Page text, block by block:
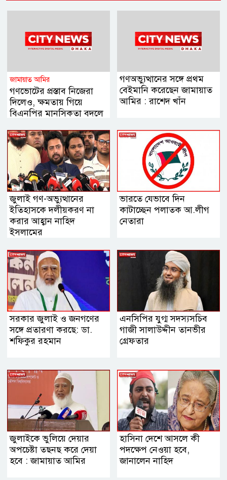
জামায়াত আমির
গণভোটের প্রস্তাব নিজেরা
দিলেও, ক্ষমতায় গিয়ে
বিএনপির মানসিকতা বদলে
গণঅভ্যুত্থানের সঙ্গে প্রথম
বেইমানি করেছেন জামায়াত
আমির : রাশেদ খাঁন
জুলাই গণ-অভ্যুত্থানের
ইতিহাসকে দলীয়করণ না
করার আহ্বান নাহিদ
ইসলামের
ভারতে যেভাবে দিন
কাটাচ্ছেন পলাতক আ.লীগ
নেতারা
সরকার জুলাই ও জনগণের
সঙ্গে প্রতারণা করছে: ডা.
শফিকুর রহমান
এনসিপির যুগ্ম সদস্যসচিব
গাজী সালাউদ্দীন তানভীর
গ্রেফতার
জুলাইকে ভুলিয়ে দেয়ার
অপচেষ্টা তছনছ করে দেয়া
হবে : জামায়াত আমির
হাসিনা দেশে আসলে কী
পদক্ষেপ নেওয়া হবে,
জানালেন নাহিদ